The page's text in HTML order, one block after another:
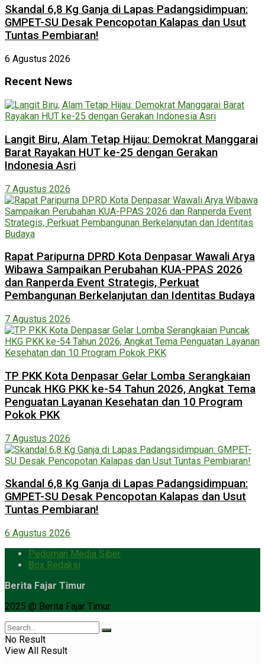
Skandal 6,8 Kg Ganja di Lapas Padangsidimpuan:
GMPET-SU Desak Pencopotan Kalapas dan Usut
Tuntas Pembiaran!
6 Agustus 2026
Recent News
Langit Biru, Alam Tetap Hijau: Demokrat Manggarai
Barat Rayakan HUT ke-25 dengan Gerakan
Indonesia Asri
7 Agustus 2026
Rapat Paripurna DPRD Kota Denpasar Wawali Arya
Wibawa Sampaikan Perubahan KUA-PPAS 2026
dan Ranperda Event Strategis, Perkuat
Pembangunan Berkelanjutan dan Identitas Budaya
7 Agustus 2026
TP PKK Kota Denpasar Gelar Lomba Serangkaian
Puncak HKG PKK ke-54 Tahun 2026, Angkat Tema
Penguatan Layanan Kesehatan dan 10 Program
Pokok PKK
7 Agustus 2026
Skandal 6,8 Kg Ganja di Lapas Padangsidimpuan:
GMPET-SU Desak Pencopotan Kalapas dan Usut
Tuntas Pembiaran!
6 Agustus 2026
Pedoman Media Siber
Box Redaksi
Berita Fajar Timur
2025 @ Berita Fajar Timur
No Result
View All Result